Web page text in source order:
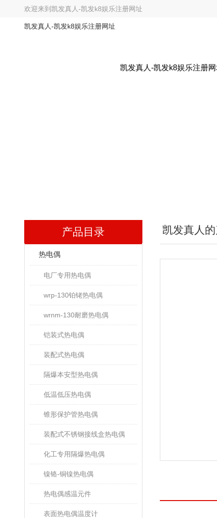
欢迎来到 凯发真人-凯发k8娱乐注册网址
凯发真人-凯发k8娱乐注册网址
凯发真人-凯发k8娱乐注册
产品目录
热电偶
电厂专用热电偶
wrp-130铂铑热电偶
wrnm-130耐磨热电偶
铠装式热电偶
装配式热电偶
隔爆本安型热电偶
低温低压热电偶
锥形保护管热电偶
装配式不锈钢接线盒热电偶
化工专用隔爆热电偶
镍铬-铜镍热电偶
热电偶感温元件
表面热电偶温度计
凯发真人